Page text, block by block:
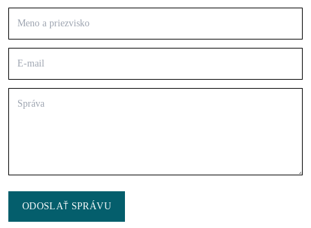
ODOSLAŤ SPRÁVU